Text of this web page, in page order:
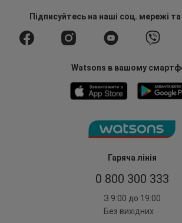
Гаряча лінія
0 800 300 333
З 9:00 до 19:00
Без вихідних
Підписуйтесьна наші соц. мережі
Watsons в вашому